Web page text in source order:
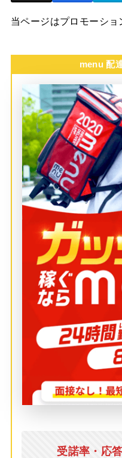
当ページはプロモーシ
menu 配
受諾率・応